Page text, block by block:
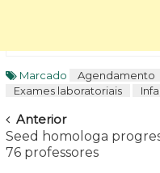
Marcado Agendamento
Exames laboratoriais
Navegar
Anterior
Seed homologa
76 professores